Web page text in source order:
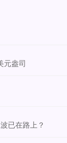
元盎司
已在路上？